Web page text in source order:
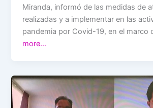
Miranda, informó de las medidas de
realizadas y a implementar en las
pandemia por Covid-19, en el marco
more…